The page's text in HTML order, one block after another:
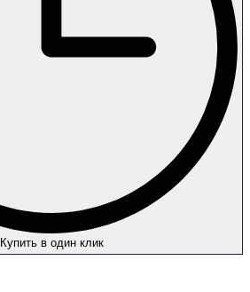
Купить в один клик